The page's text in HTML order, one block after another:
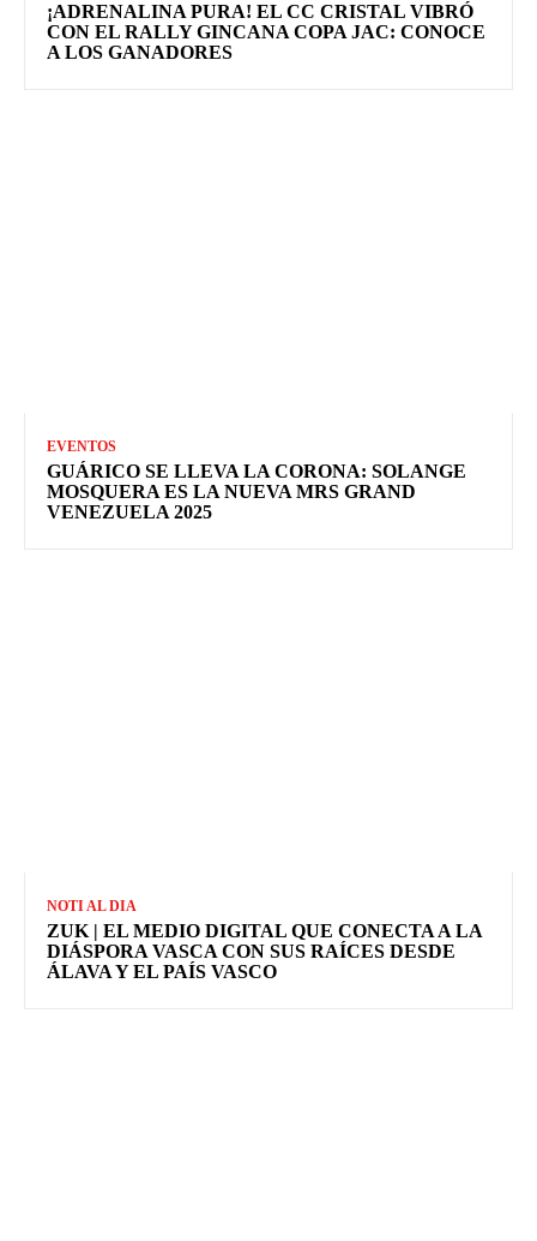
¡ADRENALINA PURA! EL CC CRISTAL VIBRÓ
CON EL RALLY GINCANA COPA JAC: CONOCE
A LOS GANADORES
EVENTOS
GUÁRICO SE LLEVA LA CORONA: SOLANGE
MOSQUERA ES LA NUEVA MRS GRAND
VENEZUELA 2025
NOTI AL DIA
ZUK | EL MEDIO DIGITAL QUE CONECTA A LA
DIÁSPORA VASCA CON SUS RAÍCES DESDE
ÁLAVA Y EL PAÍS VASCO